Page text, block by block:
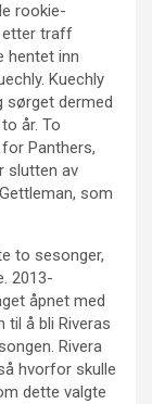
rookie-
etter traff
hentet inn
Kuechly
sørget dermed
år. To
Panthers,
slutten av
som
to sesonger,
2013-
åpnet med
å bli Riveras
Rivera
hvorfor skulle
dette valgte